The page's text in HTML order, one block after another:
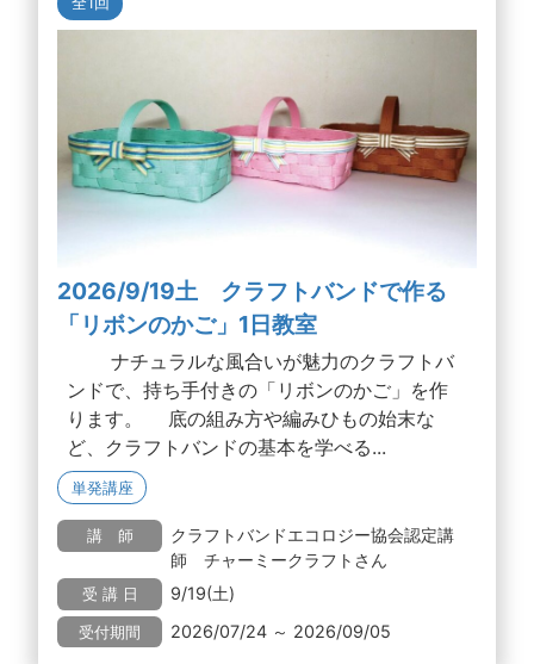
2026/9/19土 クラフトバンドで作る
「リボンのかご」1日教室
ナチュラルな風合いが魅力のクラフトバ
ンドで、持ち手付きの「リボンのかご」を作
ります。 底の組み方や編みひもの始末な
ど、クラフトバンドの基本を学べる...
単発講座
講 師
クラフトバンドエコロジー協会認定講
師 チャーミークラフトさん
受 講 日 9/19(土)
受付期間 2026/07/24 ～ 2026/09/05